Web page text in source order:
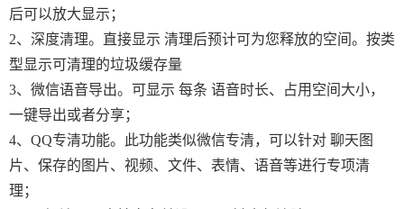
后可以放大显示；
2、深度清理。直接显示 清理后预计可为您释放的空间。按类
型显示可清理的垃圾缓存量
3、微信语音导出。可显示 每条 语音时长、占用空间大小，
一键导出或者分享；
4、QQ专清功能。此功能类似微信专清，可以针对 聊天图
片、保存的图片、视频、文件、表情、语音等进行专项清
理；